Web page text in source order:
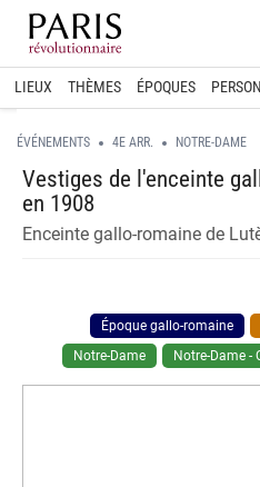
Home
LIEUX THÈMES ÉPOQUES
ÉVÉNEMENTS 4E ARR. NOTRE-DAME
Vestiges de l'enceinte
en 1908
Enceinte gallo-romaine de
Époque gallo-romaine
Notre-Dame
Notre-Dame -